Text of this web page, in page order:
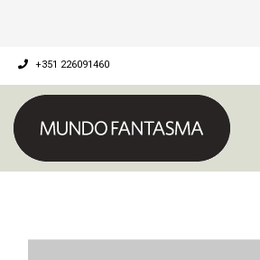
+351 226091460